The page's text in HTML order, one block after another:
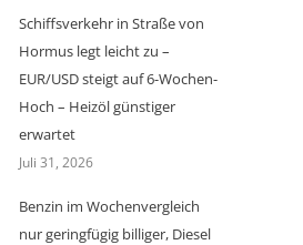
Schiffsverkehr in Straße von
Hormus legt leicht zu –
EUR/USD steigt auf 6-Wochen-
Hoch – Heizöl günstiger
erwartet
Juli 31, 2026
Benzin im Wochenvergleich
nur geringfügig billiger, Diesel